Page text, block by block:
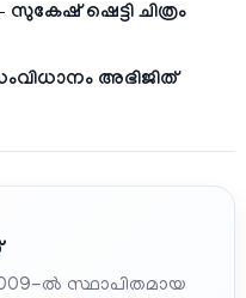
ഷെട്ടി ചിത്രം
അഭിജിത്
ൽ സ്ഥാപിതമായ